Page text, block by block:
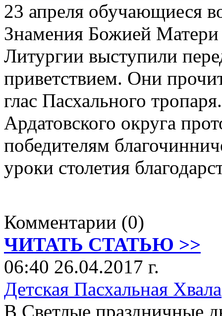
23 апреля обучающиеся
Знамения Божией
Литургии выступили
приветствием. Они
глас Пасхального
Ардатовского округа
победителям
уроки столетия
Комментарии (0)
ЧИТАТЬ СТАТЬЮ >>
06:40 26.04.2017 г.
Детская Пасхальная Хвала
В Светлые праздничные